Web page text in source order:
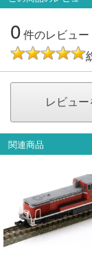
会社概要
0件のレビュー
関連商品